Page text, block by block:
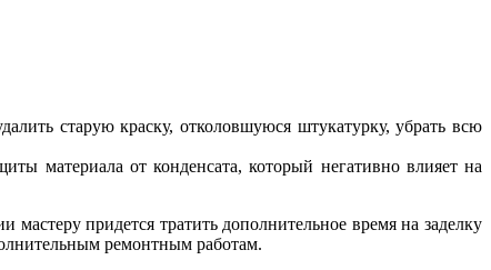
старую краску, отколовшуюся штукатурку, убрать всю
материала от конденсата, который негативно влияет на
придется тратить дополнительное время на заделку
ремонтным работам.